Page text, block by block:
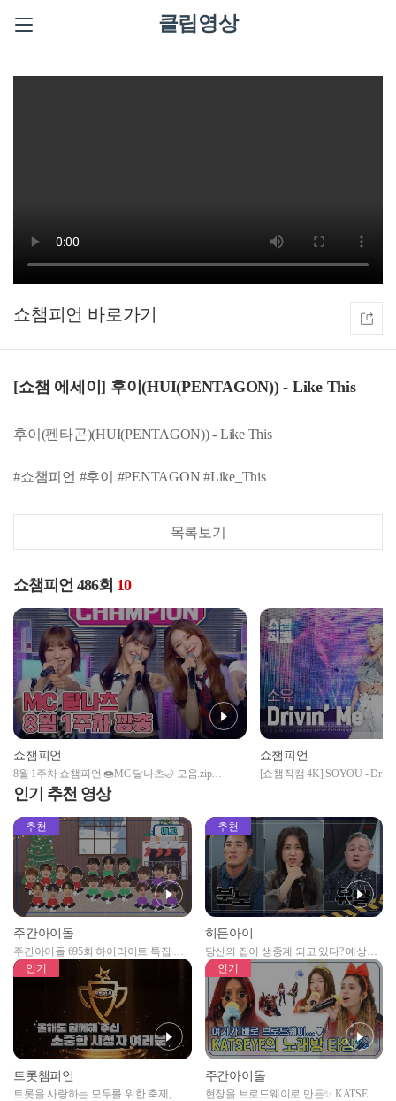
클립영상
쇼챔피언
[쇼챔 에세이] 후이(HUI(PENTAGON)) - Like This
후이(펜타곤)(HUI(PENTAGON)) - Like This
#쇼챔피언 #후이 #PENTAGON #Like_This
목록보기
쇼챔피언 486회 10
쇼챔피언
8월 1주차 쇼챔피언 🍩MC 달나츠🌙 모음.zip
(woo!ah! 나나, Billlie 문수아&츠키) | Show Champion |
EP.486
쇼챔피언
[쇼챔직캠 4K] SOYOU -
인기 추천 영상
추천
주간아이돌
주간아이돌 695회 하이라이트 특집 남
자아이돌편 예고
추천
히든아이
당신의 집이 생중계 되고 있다? 예상치
못한 곳에서 일어나는 불법촬영 범죄!
인기
트롯챔피언
트롯을 사랑하는 모두를 위한 축제,
인기
주간아이돌
현장을 브로드웨이로 만든✨ KATSEYE